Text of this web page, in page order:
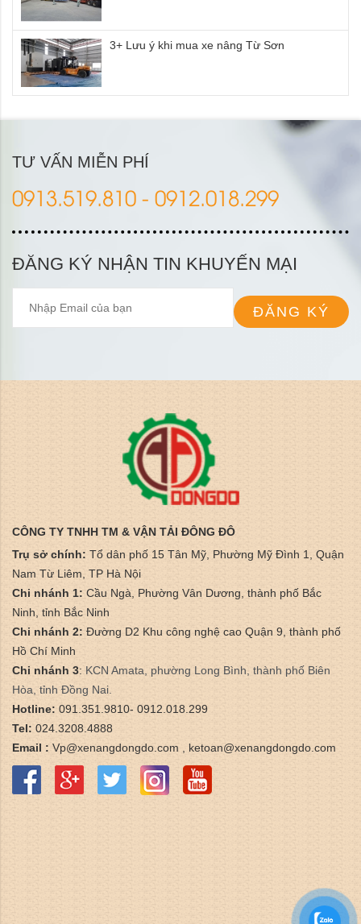
3+ Lưu ý khi mua xe nâng Từ Sơn
TƯ VẤN MIỄN PHÍ
0913.519.810 - 0912.018.299
ĐĂNG KÝ NHẬN TIN KHUYẾN MẠI
ĐĂNG KÝ
CÔNG TY TNHH TM & VẬN TẢI ĐÔNG ĐÔ
Trụ sở chính: Tổ dân phố 15 Tân Mỹ, Phường Mỹ Đình 1, Quận
Nam Từ Liêm, TP Hà Nội
Chi nhánh 1: Cầu Ngà, Phường Vân Dương, thành phố Bắc
Ninh, tỉnh Bắc Ninh
Chi nhánh 2: Đường D2 Khu công nghệ cao Quận 9, thành phố
Hồ Chí Minh
Chi nhánh 3: ​KCN Amata, phường Long Bình, thành phố Biên
Hòa, tỉnh Đồng Nai.
Hotline: 091.351.9810- 0912.018.299
Tel: 024.3208.4888
Email : Vp@xenangdongdo.com , ketoan@xenangdongdo.com